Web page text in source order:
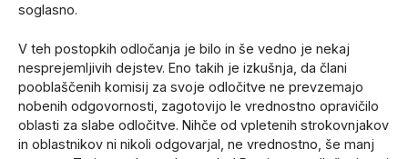
soglasno.
V teh postopkih odločanja je bilo in še vedno je nekaj
nesprejemljivih dejstev. Eno takih je izkušnja, da člani
pooblaščenih komisij za svoje odločitve ne prevzemajo
nobenih odgovornosti, zagotovijo le vrednostno opravičilo
oblasti za slabe odločitve. Nihče od vpletenih strokovnjakov
in oblastnikov ni nikoli odgovarjal, ne vrednostno, še manj